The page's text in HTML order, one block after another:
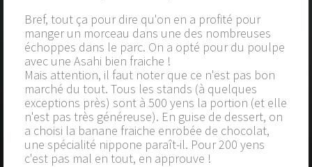
Bref, tout ça pour dire qu'on en a profité pour
manger un morceau dans une des nombreuses
échoppes dans le parc. On a opté pour du poulpe
avec une Asahi bien fraiche !
Mais attention, il faut noter que ce n'est pas bon
marché du tout. Tous les stands (à quelques
exceptions près) sont à 500 yens la portion (et elle
n'est pas très généreuse). En guise de dessert, on
a choisi la banane fraiche enrobée de chocolat,
une spécialité nippone paraît-il. Pour 200 yens
c'est pas mal en tout, en approuve !